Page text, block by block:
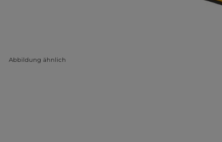
Abbildung ähnlich